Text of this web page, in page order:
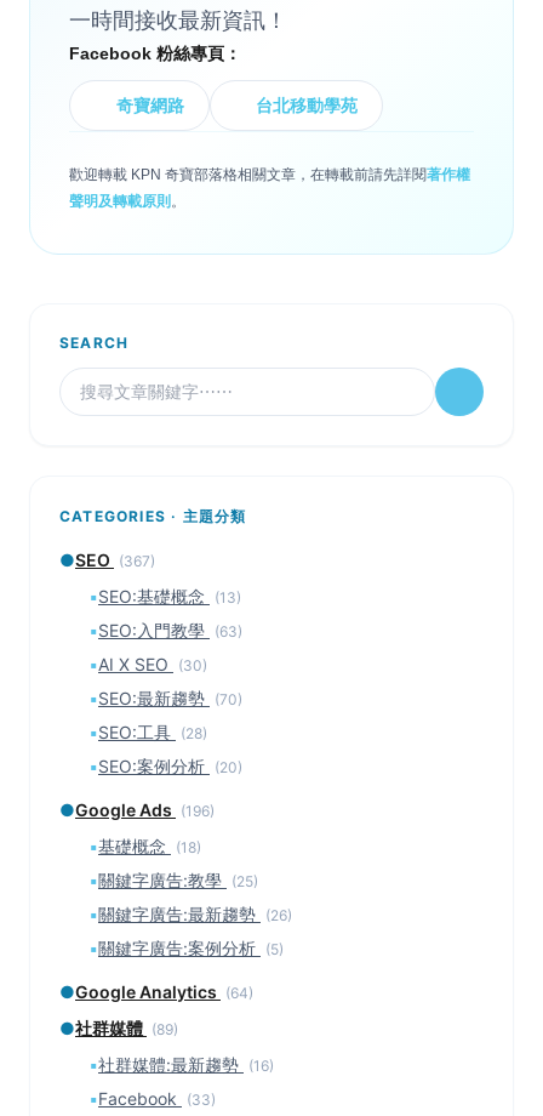
一時間接收最新資訊！
Facebook 粉絲專頁：
奇寶網路 台北移動學苑
歡迎轉載 KPN 奇寶部落格相關文章，在轉載前請先詳閱著作權
聲明及轉載原則 。
SEARCH
CATEGORIES · 主題分類
●SEO (367)
▪SEO:基礎概念 (13)
▪SEO:入門教學 (63)
▪AI X SEO (30)
▪SEO:最新趨勢 (70)
▪SEO:工具 (28)
▪SEO:案例分析 (20)
●Google Ads (196)
▪基礎概念 (18)
▪關鍵字廣告:教學 (25)
▪關鍵字廣告:最新趨勢 (26)
▪關鍵字廣告:案例分析 (5)
●Google Analytics (64)
●社群媒體 (89)
▪社群媒體:最新趨勢 (16)
▪Facebook (33)